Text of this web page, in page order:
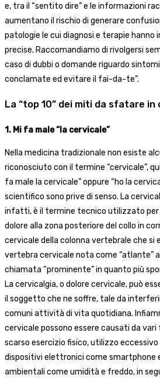
e, tra il “sentito dire” e le informazioni
aumentano il rischio di generare
patologie le cui diagnosi e terapie hanno
precise. Raccomandiamo di rivolgersi
caso di dubbi o domande riguardo
conclamate ed evitare il fai-da-te”.
La “top 10” dei miti da sfatare in
1. Mi fa male “la cervicale”
Nella medicina tradizionale non esiste
riconosciuto con il termine “cervicale”,
fa male la cervicale” oppure “ho la
scientifico sono prive di senso. La
infatti, è il termine tecnico utilizzato per
dolore alla zona posteriore del collo in
cervicale della colonna vertebrale che si
vertebra cervicale nota come “atlante”
chiamata “prominente” in quanto più
La cervicalgia, o dolore cervicale, può
il soggetto che ne soffre, tale da
comuni attività di vita quotidiana.
cervicale possono essere causati da
scarso esercizio fisico, utilizzo eccessivo
dispositivi elettronici come
ambientali come umidità e freddo, in